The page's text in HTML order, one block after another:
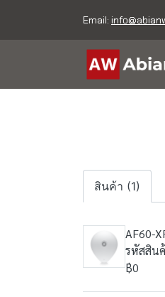
Email:
สินค้า (1)
AF60-
รหัสสิน
฿0